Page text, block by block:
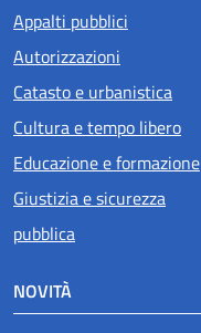
Appalti pubblici
Autorizzazioni
Catasto e urbanistica
Cultura e tempo libero
Educazione e formazione
Giustizia e sicurezza
pubblica
NOVITÀ